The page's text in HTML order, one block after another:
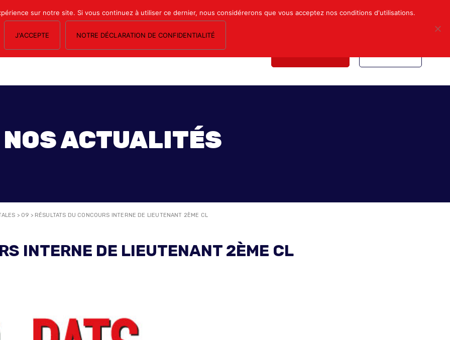
Mon compte Nous contacter
SECTIONS LE MAGAZINE ESPACE ADHÉRENTS FORMATION SYNDICALE
NOS ACTUALITÉS
> 09 > RÉSULTATS DU CONCOURS INTERNE DE LIEUTENANT 2ÈME CL
INTERNE DE LIEUTENANT 2ÈME CL
sur notre site. Si vous continuez à utiliser ce dernier, nous considérerons que vous acceptez nos conditions d'utilisations.
J'ACCEPTE NOTRE DÉCLARATION DE CONFIDENTIALITÉ